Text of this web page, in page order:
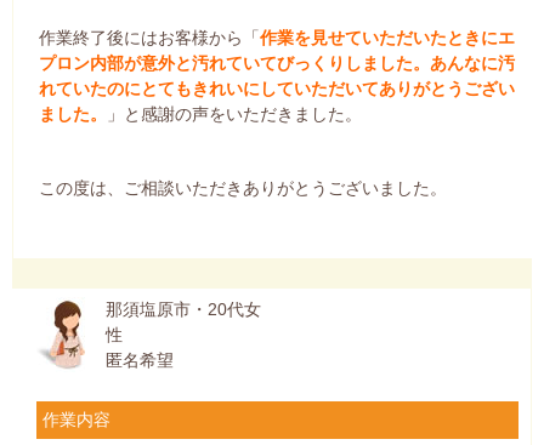
作業終了後にはお客様から「作業を見せていただいたときにエ
プロン内部が意外と汚れていてびっくりしました。あんなに汚
れていたのにとてもきれいにしていただいてありがとうござい
ました。
」と感謝の声をいただきました。
この度は、ご相談いただきありがとうございました。
那須塩原市・20代女
性
匿名希望
作業内容